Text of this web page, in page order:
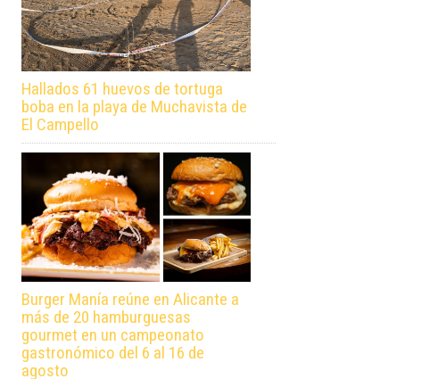
Hallados 61 huevos de tortuga
boba en la playa de Muchavista de
El Campello
Burger Manía reúne en Alicante a
más de 20 hamburguesas
gourmet en un campeonato
gastronómico del 6 al 16 de
agosto